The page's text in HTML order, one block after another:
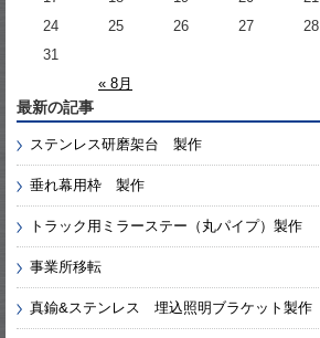
« 8月
24
25 26 27 28
31
最新の記事
ステンレス研磨架台 製作
垂れ幕用枠 製作
トラック用ミラーステー（丸パイプ）製作
事業所移転
真鍮&ステンレス 埋込照明ブラケット製作